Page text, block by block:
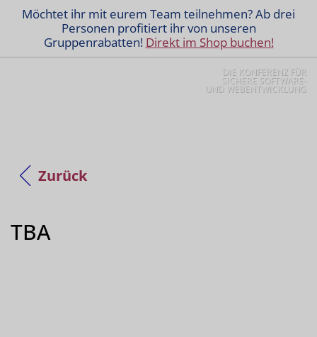
Möchtet ihr mit eurem Team teilnehmen? Ab drei
Personen profitiert ihr von unseren
Gruppenrabatten! Direkt im Shop buchen!
DIE KONFERENZ FÜR
SICHERE SOFTWARE-
UND WEBENTWICKLUNG
Zurück
TBA